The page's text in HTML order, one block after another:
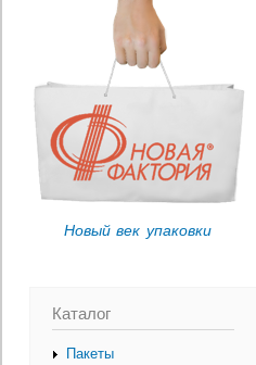
Новый век упаковки
Каталог
Пакеты